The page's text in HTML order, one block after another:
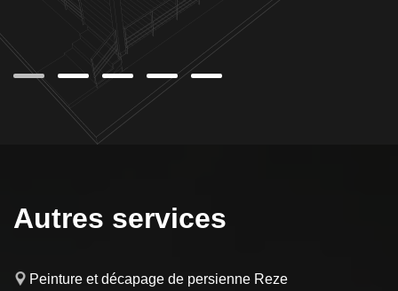
Autres services
Peinture et décapage de persienne Reze